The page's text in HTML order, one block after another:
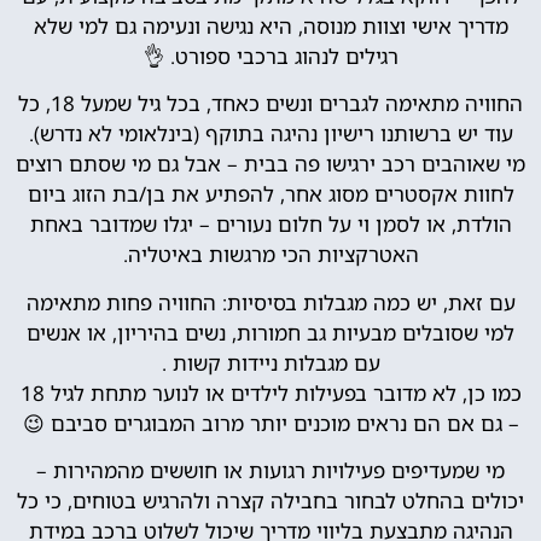
מדריך אישי וצוות מנוסה, היא נגישה ונעימה גם למי שלא
רגילים לנהוג ברכבי ספורט. 👌
החוויה מתאימה לגברים ונשים כאחד, בכל גיל שמעל 18, כל
עוד יש ברשותנו רישיון נהיגה בתוקף (בינלאומי לא נדרש).
מי שאוהבים רכב ירגישו פה בבית – אבל גם מי שסתם רוצים
לחוות אקסטרים מסוג אחר, להפתיע את בן/בת הזוג ביום
הולדת, או לסמן וי על חלום נעורים – יגלו שמדובר באחת
האטרקציות הכי מרגשות באיטליה.
עם זאת, יש כמה מגבלות בסיסיות: החוויה פחות מתאימה
למי שסובלים מבעיות גב חמורות, נשים בהיריון, או אנשים
עם מגבלות ניידות קשות .
כמו כן, לא מדובר בפעילות לילדים או לנוער מתחת לגיל 18
– גם אם הם נראים מוכנים יותר מרוב המבוגרים סביבם 😉
מי שמעדיפים פעילויות רגועות או חוששים מהמהירות –
יכולים בהחלט לבחור בחבילה קצרה ולהרגיש בטוחים, כי כל
הנהיגה מתבצעת בליווי מדריך שיכול לשלוט ברכב במידת